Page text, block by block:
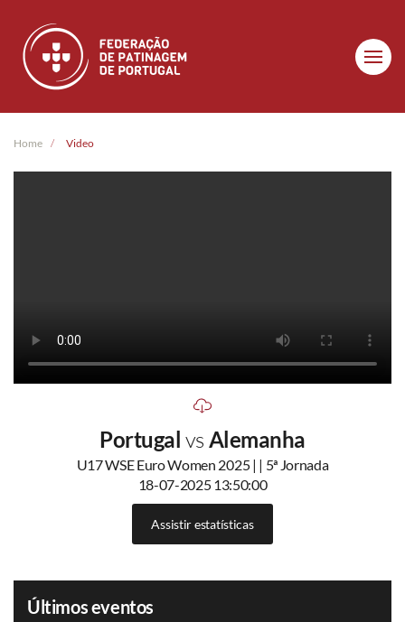
Skip to main content
Home Video
Portugal vs Alemanha
U17 WSE Euro Women 2025 | | 5ª Jornada
18-07-2025 13:50:00
Assistir estatísticas
Últimos eventos